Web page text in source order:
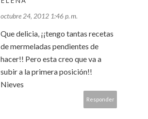
octubre 24, 2012 1:46 p. m.
Que delicia, ¡¡tengo tantas recetas
de mermeladas pendientes de
hacer!! Pero esta creo que va a
subir a la primera posición!!
Nieves
Responder